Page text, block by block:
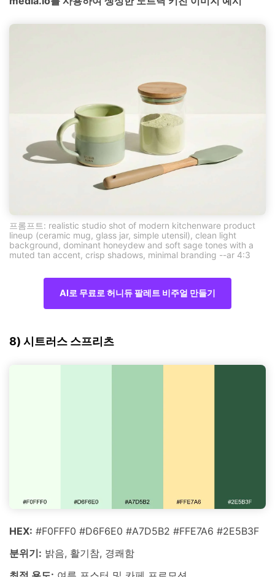
프롬프트: realistic studio shot of modern kitchenware product
lineup (ceramic mug, glass jar, simple utensil), clean light
background, dominant honeydew and soft sage tones with a
muted tan accent, crisp shadows, minimal branding --ar 4:3
AI로 무료로 허니듀 팔레트 비주얼 만들기
8) 시트러스 스프리츠
HEX: #F0FFF0 #D6F6E0 #A7D5B2 #FFE7A6 #2E5B3F
분위기: 밝음, 활기참, 경쾌함